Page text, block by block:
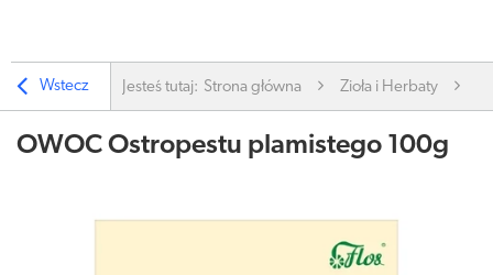
Wstecz Jesteś tutaj: Strona główna Zioła i Herbaty
OWOC Ostropestu plamistego 100g